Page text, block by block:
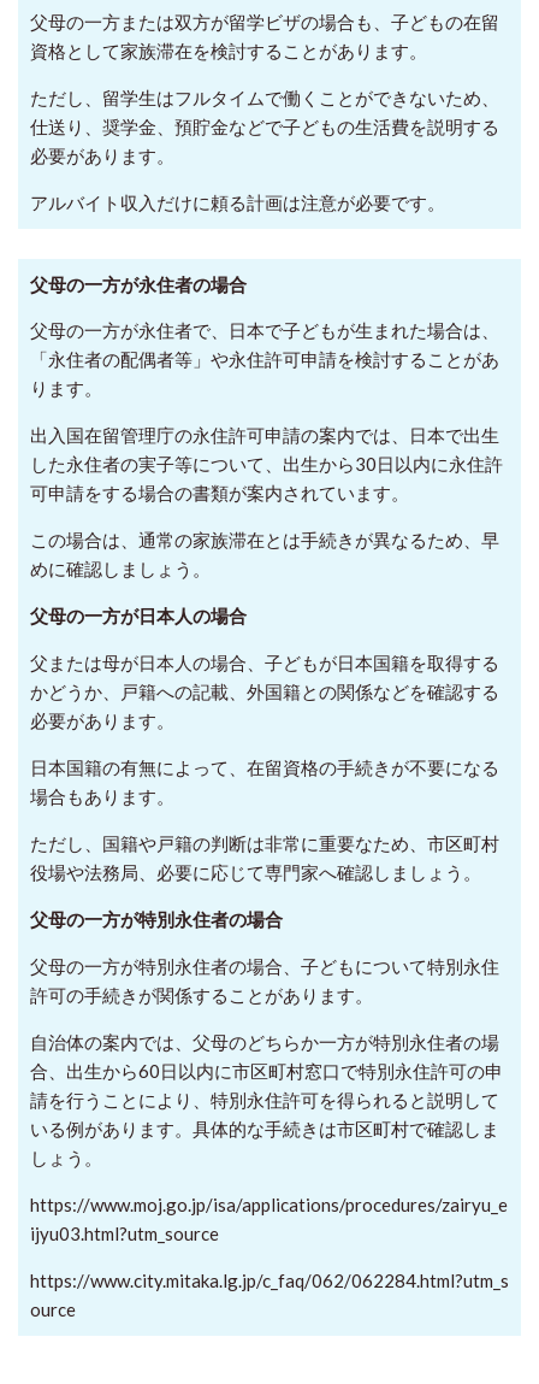
父母の一方または双方が留学ビザの場合も、子どもの在留
資格として家族滞在を検討することがあります。
ただし、留学生はフルタイムで働くことができないため、
仕送り、奨学金、預貯金などで子どもの生活費を説明する
必要があります。
アルバイト収入だけに頼る計画は注意が必要です。
父母の一方が永住者の場合
父母の一方が永住者で、日本で子どもが生まれた場合は、
「永住者の配偶者等」や永住許可申請を検討することがあ
ります。
出入国在留管理庁の永住許可申請の案内では、日本で出生
した永住者の実子等について、出生から30日以内に永住許
可申請をする場合の書類が案内されています。
この場合は、通常の家族滞在とは手続きが異なるため、早
めに確認しましょう。
父母の一方が日本人の場合
父または母が日本人の場合、子どもが日本国籍を取得する
かどうか、戸籍への記載、外国籍との関係などを確認する
必要があります。
日本国籍の有無によって、在留資格の手続きが不要になる
場合もあります。
ただし、国籍や戸籍の判断は非常に重要なため、市区町村
役場や法務局、必要に応じて専門家へ確認しましょう。
父母の一方が特別永住者の場合
父母の一方が特別永住者の場合、子どもについて特別永住
許可の手続きが関係することがあります。
自治体の案内では、父母のどちらか一方が特別永住者の場
合、出生から60日以内に市区町村窓口で特別永住許可の申
請を行うことにより、特別永住許可を得られると説明して
いる例があります。 具体的な手続きは市区町村で確認しま
しょう。
https://www.moj.go.jp/isa/applications/procedures/zairyu_e
ijyu03.html?utm_source
https://www.city.mitaka.lg.jp/c_faq/062/062284.html?utm_s
ource